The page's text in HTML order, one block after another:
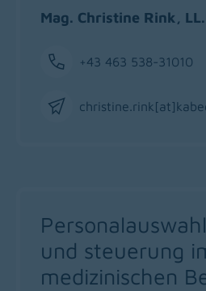
Mag. Christine Rink,
+43 463 538-31010
und steuerung
medizinischen